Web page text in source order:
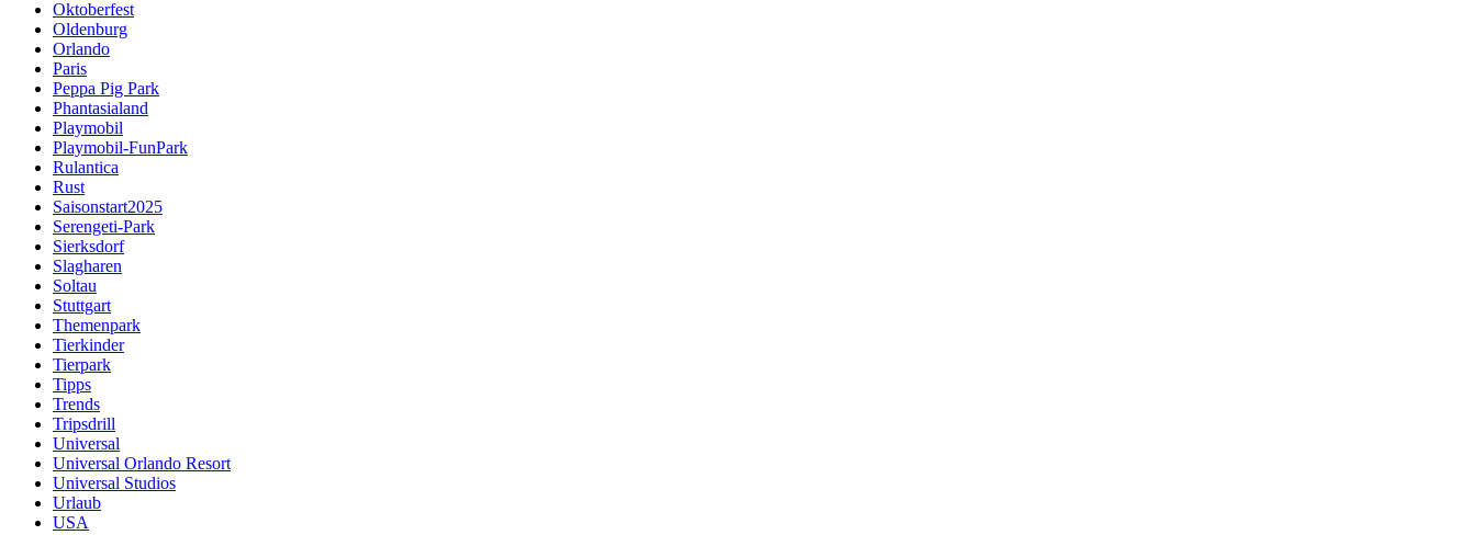
Oktoberfest
Oldenburg
Orlando
Paris
Peppa Pig Park
Phantasialand
Playmobil
Playmobil-FunPark
Rulantica
Rust
Saisonstart2025
Serengeti-Park
Sierksdorf
Slagharen
Soltau
Stuttgart
Themenpark
Tierkinder
Tierpark
Tipps
Trends
Tripsdrill
Universal
Universal Orlando Resort
Universal Studios
Urlaub
USA